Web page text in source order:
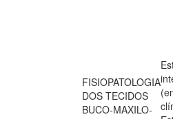
FISIOPATOLOGIA
DOS TECIDOS
BUCO-MAXILO-